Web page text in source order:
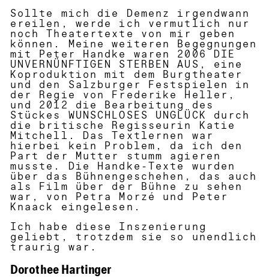
Sollte mich die Demenz irgendwann
ereilen, werde ich vermutlich nur
noch Theatertexte von mir geben
können. Meine weiteren Begegnungen
mit Peter Handke waren 2006 DIE
UNVERNÜNFTIGEN STERBEN AUS, eine
Koproduktion mit dem Burgtheater
und den Salzburger Festspielen in
der Regie von Frederike Heller,
und 2012 die Bearbeitung des
Stückes WUNSCHLOSES UNGLÜCK durch
die britische Regisseurin Katie
Mitchell. Das Textlernen war
hierbei kein Problem, da ich den
Part der Mutter stumm agieren
musste. Die Handke-Texte wurden
über das Bühnengeschehen, das auch
als Film über der Bühne zu sehen
war, von Petra Morzé und Peter
Knaack eingelesen.
Ich habe diese Inszenierung
geliebt, trotzdem sie so unendlich
traurig war.
Dorothee Hartinger